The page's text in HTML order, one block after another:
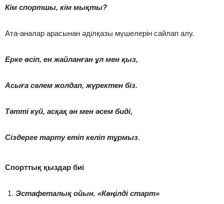
Кім спортшы, кім мықты?
Ата-аналар арасынан әділқазы мүшелерін сайлап алу.
Ерке өсіп, ен жайланған ұл мен қыз,
Асыға сәлем жолдап, жүректен біз.
Тәтті күй, асқақ ән мен әсем биді,
Сіздерге тарту етіп келіп тұрмыз.
Спорттық қыздар биі
Эстафеталық ойын. «Көңілді старт»